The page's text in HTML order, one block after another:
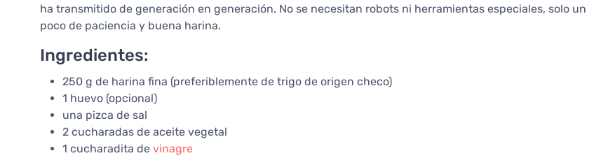
ha transmitido de generación en generación. No se necesitan robots ni herramientas especiales, solo un
poco de paciencia y buena harina.
Ingredientes:
250 g de harina fina (preferiblemente de trigo de origen checo)
1 huevo (opcional)
una pizca de sal
2 cucharadas de aceite vegetal
1 cucharadita de vinagre